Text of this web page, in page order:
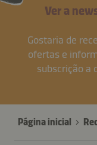
Ver a
Gostaria de
ofertas e
subscrição a
Página inicial